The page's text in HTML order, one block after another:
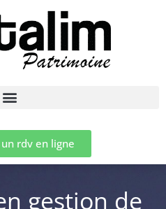
rdv en ligne
gestion de